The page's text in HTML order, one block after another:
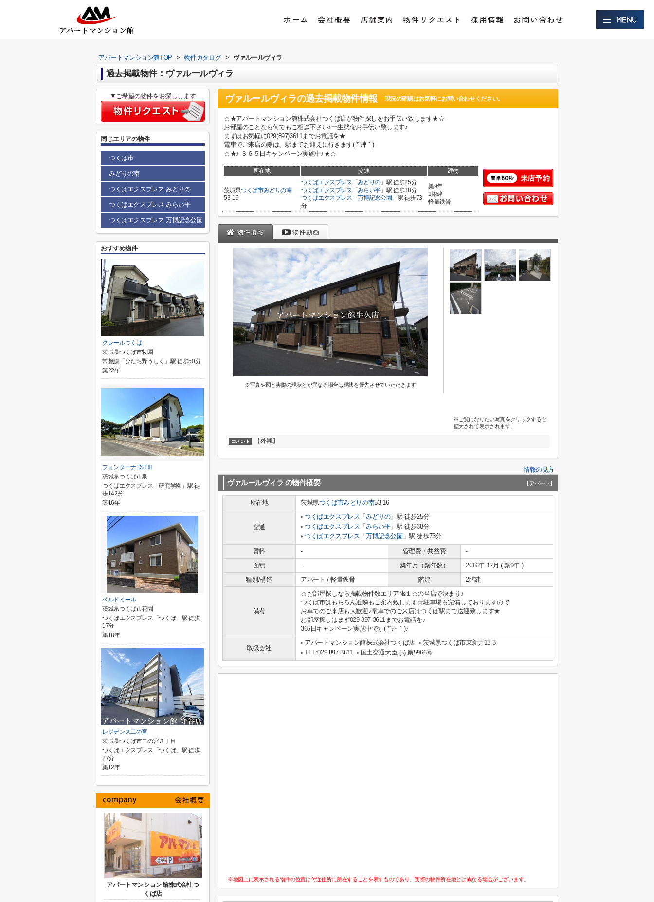
ホーム 会社概要 店舗案内 物件リクエスト 採用情報 お問い合わせ
アパートマンション館TOP > 物件カタログ > ヴァルールヴィラ
過去掲載物件：ヴァルールヴィラ
ヴァルールヴィラの過去掲載物件情報 現況の確認はお気軽にお問い合わせください。
☆★アパートマンション館株式会社つくば店が物件探しをお手伝い致します★☆
お部屋のことなら何でもご相談下さい♪一生懸命お手伝い致します♪
まずはお気軽に029(897)3611までお電話を★
電車でご来店の際は、駅までお迎えに行きます( *´艸｀)
☆★♪ ３６５日キャンペーン実施中♪★☆
所在地 交通 建物
茨城県つくば市みどりの南
53-16
つくばエクスプレス 「みどりの 」駅 徒歩25分
つくばエクスプレス 「みらい平 」駅 徒歩38分
つくばエクスプレス 「万博記念公園 」駅 徒歩73
分
築9年
2階建
軽量鉄骨
物件情報 物件動画
※写真や図と実際の現状とが異なる場合は現状を優先させていただきます
※ご覧になりたい写真をクリックすると
拡大されて表示されます。
コメント 【外観】
情報の見方
ヴァルールヴィラ の物件概要 【アパート】
所在地 茨城県つくば市みどりの南53-16
交通
つくばエクスプレス 「みどりの」駅 徒歩25分
つくばエクスプレス 「みらい平」駅 徒歩38分
つくばエクスプレス 「万博記念公園 」駅 徒歩73分
賃料 - 管理費・共益費
-
面積
- 築年月（築年数）
2016年 12月 ( 築9年 )
種別/構造
アパート / 軽量鉄骨 階建 2階建
備考
☆お部屋探しなら掲載物件数エリア№１☆の当店で決まり♪
つくば市はもちろん近隣もご案内致します☆駐車場も完備しておりますので
お車でのご来店も大歓迎♪電車でのご来店はつくば駅まで送迎致します★
お部屋探しはまず029-897-3611までお電話を♪
365日キャンペーン実施中です( *´艸｀)♪
取扱会社
アパートマンション館株式会社つくば店
茨城県つくば市東新井13-3
TEL:029-897-3611
国土交通大臣 (5) 第5966号
※地図上に表示される物件の位置は付近住所に所在することを表すものであり、実際の物件所在地とは異なる場合がございます。
▼ご希望の物件をお探しします
同じエリアの物件
つくば市
みどりの南
つくばエクスプレス みどりの
つくばエクスプレス みらい平
つくばエクスプレス 万博記念公園
おすすめ物件
クレールつくば
茨城県つくば市牧園
常磐線「ひたち野うしく」駅 徒歩50分
築22年
フォンターナESTⅢ
茨城県つくば市泉
つくばエクスプレス「研究学園」駅 徒
歩142分
築16年
ベルドミール
茨城県つくば市花園
つくばエクスプレス「つくば」駅 徒歩
17分
築18年
レジデンス二の宮
茨城県つくば市二の宮３丁目
つくばエクスプレス「つくば」駅 徒歩
27分
築12年
アパートマンション館株式会社つ
くば店